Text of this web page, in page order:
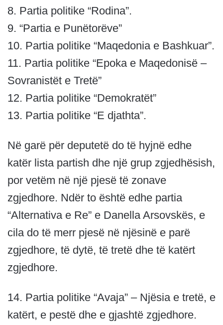
8. Partia politike “Rodina”.
9. “Partia e Punëtorëve”
10. Partia politike “Maqedonia e Bashkuar”.
11. Partia politike “Epoka e Maqedonisë –
Sovranistët e Tretë”
12. Partia politike “Demokratët”
13. Partia politike “E djathta”.
Në garë për deputetë do të hyjnë edhe
katër lista partish dhe një grup zgjedhësish,
por vetëm në një pjesë të zonave
zgjedhore. Ndër to është edhe partia
“Alternativa e Re” e Danella Arsovskës, e
cila do të merr pjesë në njësinë e parë
zgjedhore, të dytë, të tretë dhe të katërt
zgjedhore.
14. Partia politike “Avaja” – Njësia e tretë, e
katërt, e pestë dhe e gjashtë zgjedhore.